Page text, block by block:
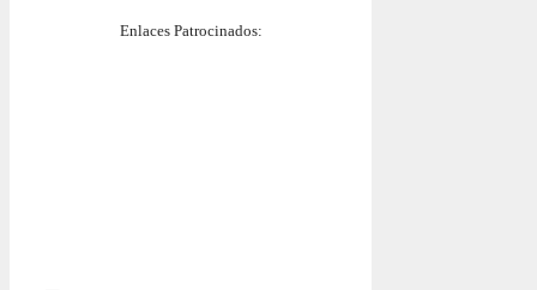
Enlaces Patrocinados: